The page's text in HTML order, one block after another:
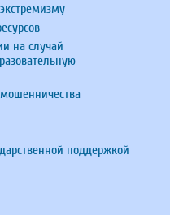
на случай
поддержкой